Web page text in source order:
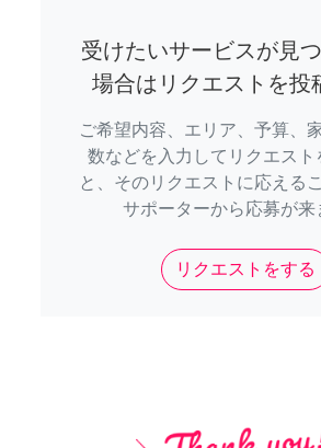
受けたいサービスが見
場合はリクエストを投
ご希望内容、エリア、予算、
数などを入力してリクエスト
と、そのリクエストに応える
サポーターから応募が来
リクエストをする